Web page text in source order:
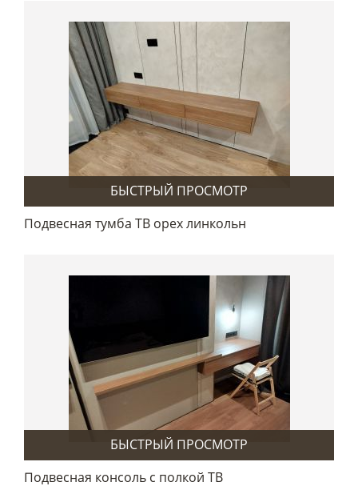
БЫСТРЫЙ ПРОСМОТР
Подвесная тумба ТВ орех линкольн
БЫСТРЫЙ ПРОСМОТР
Подвесная консоль с полкой ТВ